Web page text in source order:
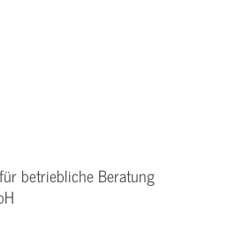
betriebliche Beratung